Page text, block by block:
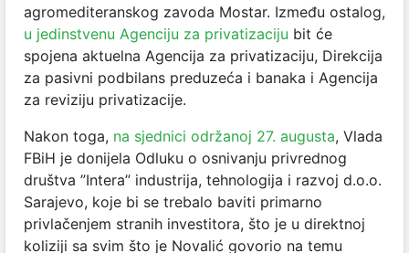
agromediteranskog zavoda Mostar. Između ostalog,
u jedinstvenu Agenciju za privatizaciju bit će
spojena aktuelna Agencija za privatizaciju, Direkcija
za pasivni podbilans preduzeća i banaka i Agencija
za reviziju privatizacije.
Nakon toga, na sjednici održanoj 27. augusta, Vlada
FBiH je donijela Odluku o osnivanju privrednog
društva ”Intera” industrija, tehnologija i razvoj d.o.o.
Sarajevo, koje bi se trebalo baviti primarno
privlačenjem stranih investitora, što je u direktnoj
koliziji sa svim što je Novalić govorio na temu